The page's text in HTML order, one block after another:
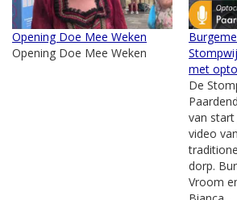
Opening Doe Mee Weken
Opening Doe Mee Weken
met
De
van
video
dorp.
Vroom